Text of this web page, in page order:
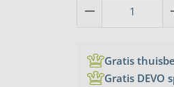
Gratis
Gratis DEVO